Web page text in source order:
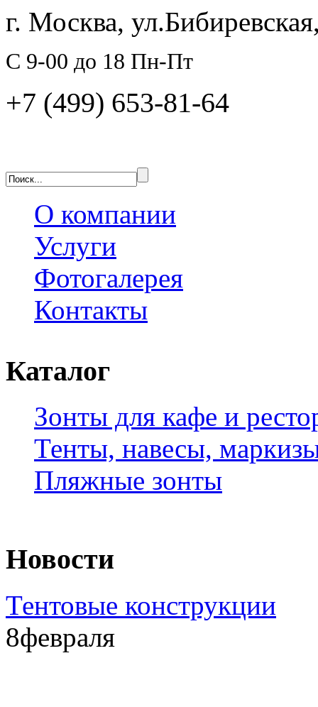
г. Москва,
C 9-00 до 18 Пн-Пт
+7 (499) 653-81-64
О компании
Услуги
Фотогалерея
Контакты
Каталог
Зонты для кафе и
Тенты, навесы,
Пляжные зонты
Новости
Тентовые конструкции
8февраля